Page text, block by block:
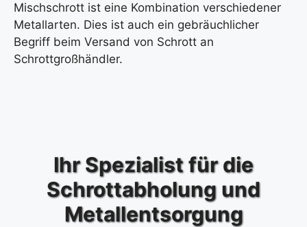
Mischschrott ist eine Kombination verschiedener
Metallarten. Dies ist auch ein gebräuchlicher
Begriff beim Versand von Schrott an
Schrottgroßhändler.
Ihr Spezialist für die
Schrottabholung und
Metallentsorgung